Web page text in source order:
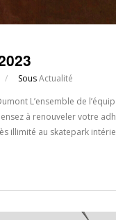
/ SousActualité
L’ensemble de
à renouveler votre
illimité au skatepark